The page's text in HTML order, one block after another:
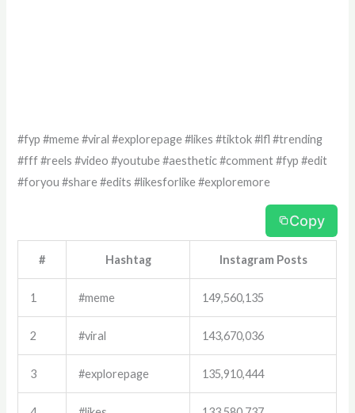
#fyp #meme #viral #explorepage #likes #tiktok #lfl #trending
#fff #reels #video #youtube #aesthetic #comment #fyp #edit
#foryou #share #edits #likesforlike #exploremore
Copy
# Hashtag Instagram Posts
1 #meme 149,560,135
2 #viral 143,670,036
3 #explorepage 135,910,444